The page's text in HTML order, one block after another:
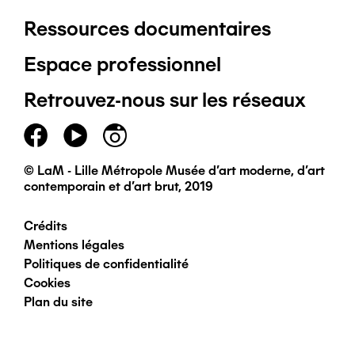
Pied
de
page
principal
Ressources documentaires
Espace professionnel
Retrouvez-nous sur les réseaux
© LaM - Lille Métropole Musée d'art moderne, d'art
contemporain et d'art brut, 2019
Pied
de
page
Crédits
Mentions légales
Politiques de confidentialité
Cookies
Plan du site